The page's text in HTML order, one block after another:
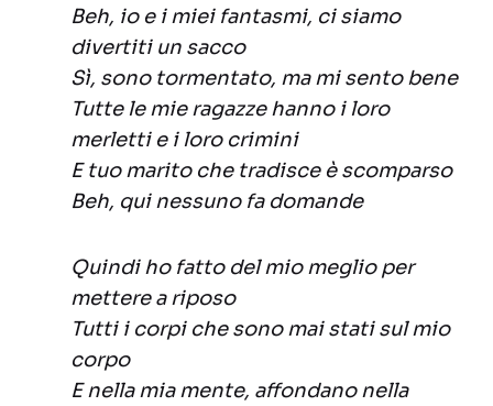
Beh, io e i miei fantasmi, ci siamo
divertiti un sacco
Sì, sono tormentato, ma mi sento bene
Tutte le mie ragazze hanno i loro
merletti e i loro crimini
E tuo marito che tradisce è scomparso
Beh, qui nessuno fa domande
Quindi ho fatto del mio meglio per
mettere a riposo
Tutti i corpi che sono mai stati sul mio
corpo
E nella mia mente, affondano nella